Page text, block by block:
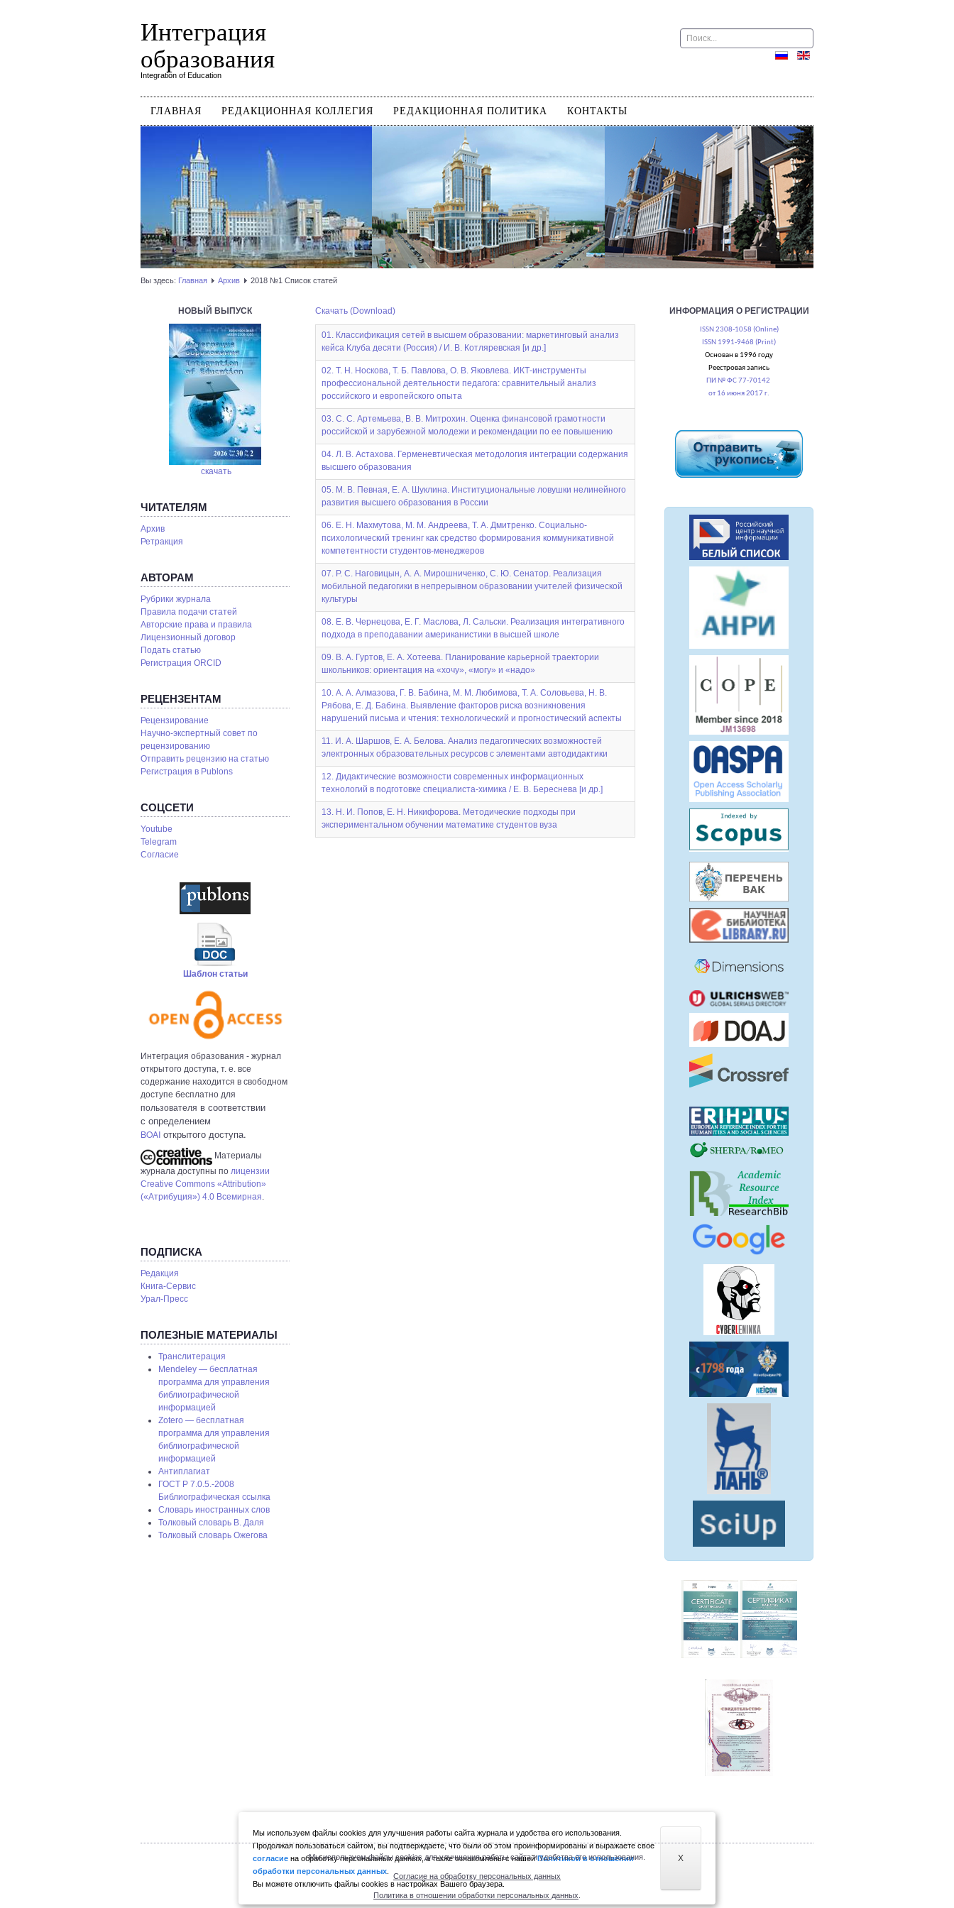
Интеграция
образования
Integration of Education
Поиск
ГЛАВНАЯ РЕДАКЦИОННАЯ КОЛЛЕГИЯ РЕДАКЦИОННАЯ ПОЛИТИКА КОНТАКТЫ
Вы здесь: Главная Архив 2018 №1 Список статей
НОВЫЙ ВЫПУСК
скачать
ЧИТАТЕЛЯМ
Архив
Ретракция
АВТОРАМ
Рубрики журнала
Правила подачи статей
Авторские права и правила
Лицензионный договор
Подать статью
Регистрация ORCID
РЕЦЕНЗЕНТАМ
Рецензирование
Научно-экспертный совет по
рецензированию
Отправить рецензию на статью
Pегистрация в Publons
СОЦСЕТИ
Youtube
Telegram
Согласие
Шаблон статьи
Интеграция образования - журнал
открытого доступа, т. е. все
содержание находится в свободном
доступе бесплатно для
пользователя в соответствии
с определением
BOAI открытого доступа.
Материалы
журнала доступны по лицензии
Creative Commons «Attribution»
(«Атрибуция») 4.0 Всемирная.
ПОДПИСКА
Редакция
Книга-Сервис
Урал-Пресс
ПОЛЕЗНЫЕ МАТЕРИАЛЫ
Транслитерация
Mendeley — бесплатная
программа для управления
библиографической
информацией
Zotero — бесплатная
программа для управления
библиографической
информацией
Антиплагиат
ГОСТ P 7.0.5.-2008
Библиографическая ссылка
Словарь иностранных слов
Толковый словарь В. Даля
Толковый словарь Ожегова
Скачать (Download)
01. Классификация сетей в высшем образовании: маркетинговый анализ
кейса Клуба десяти (Россия) / И. В. Котляревская [и др.]
02. Т. Н. Носкова, Т. Б. Павлова, О. В. Яковлева. ИКТ-инструменты
профессиональной деятельности педагога: сравнительный анализ
российского и европейского опыта
03. С. С. Артемьева, В. В. Митрохин. Оценка финансовой грамотности
российской и зарубежной молодежи и рекомендации по ее повышению
04. Л. В. Астахова. Герменевтическая методология интеграции содержания
высшего образования
05. М. В. Певная, Е. А. Шуклина. Институциональные ловушки нелинейного
развития высшего образования в России
06. Е. Н. Махмутова, М. М. Андреева, Т. А. Дмитренко. Социально-
психологический тренинг как средство формирования коммуникативной
компетентности студентов-менеджеров
07. Р. С. Наговицын, А. А. Мирошниченко, С. Ю. Сенатор. Реализация
мобильной педагогики в непрерывном образовании учителей физической
культуры
08. Е. В. Чернецова, Е. Г. Маслова, Л. Сальски. Реализация интегративного
подхода в преподавании американистики в высшей школе
09. В. А. Гуртов, Е. А. Хотеева. Планирование карьерной траектории
школьников: ориентация на «хочу», «могу» и «надо»
10. А. А. Алмазова, Г. В. Бабина, М. М. Любимова, Т. А. Соловьева, Н. В.
Рябова, Е. Д. Бабина. Выявление факторов риска возникновения
нарушений письма и чтения: технологический и прогностический аспекты
11. И. А. Шаршов, Е. А. Белова. Анализ педагогических возможностей
электронных образовательных ресурсов с элементами автодидактики
12. Дидактические возможности современных информационных
технологий в подготовке специалиста-химика / Е. В. Береснева [и др.]
13. Н. И. Попов, Е. Н. Никифорова. Методические подходы при
экспериментальном обучении математике студентов вуза
ИНФОРМАЦИЯ О РЕГИСТРАЦИИ
ISSN 2308-1058 (Online)
ISSN 1991-9468 (Print)
Основан в 1996 году
Реестровая запись
ПИ № ФС 77-70142
от 16 июня 2017 г.
Мы используем файлы cookies для улучшения работы сайта журнала и удобства его использования.
Продолжая пользоваться сайтом, вы подтверждаете, что были об этом проинформированы и выражаете свое
согласие на обработку персональных данных, а также ознакомлены с нашейПолитикой в отношении
обработки персональных данных
Вы можете отключить файлы cookies в настройках Вашего браузера.
X
Мы используем файлы cookies для улучшения работы сайта и удобства его использования.
Согласие на обработку персональных данных
Политика в отношении обработки персональных данных